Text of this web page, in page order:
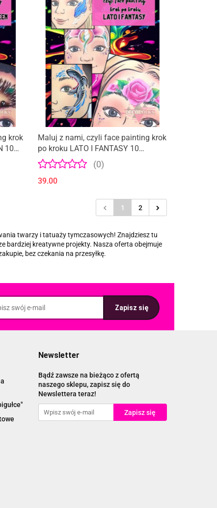
krok
10
Maluj z nami, czyli face painting krok
po kroku LATO I FANTASY 10
WZORÓW
(0)
39.00
1 2
twarzy i tatuaży tymczasowych! Znajdziesz tu
bardziej kreatywne projekty. Nasza oferta obejmuje
bez czekania na przesyłkę.
Newsletter
Bądź zawsze na bieżąco z ofertą
naszego sklepu, zapisz się do
Newslettera teraz!